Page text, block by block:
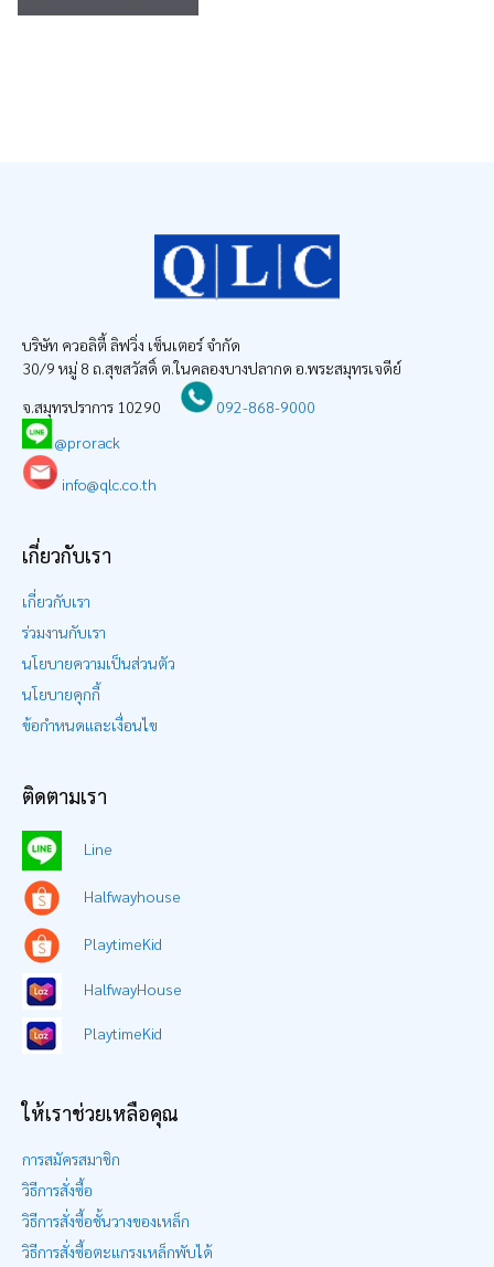
บริษัท ควอลิตี้ ลิฟวิ่ง เซ็นเตอร์ จำกัด
30/9 หมู่ 8 ถ.สุขสวัสดิ์ ต.ในคลองบางปลากด อ.พระสมุทรเจดีย์
จ.สมุทรปราการ 10290
092-868-9000
@prorack
info@qlc.co.th
เกี่ยวกับเรา
เกี่ยวกับเรา
ร่วมงานกับเรา
นโยบายความเป็นส่วนตัว
นโยบายคุกกี้
ข้อกำหนดและเงื่อนไข
ติดตามเรา
Line
Halfwayhouse
PlaytimeKid
HalfwayHouse
PlaytimeKid
ให้เราช่วยเหลือคุณ
การสมัครสมาชิก
วิธีการสั่งซื้อ
วิธีการสั่งซื้อชั้นวางของเหล็ก
วิธีการสั่งซื้อตะแกรงเหล็กพับได้